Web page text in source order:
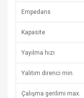
Empedans
Kapasite
Yayılma hızı
Yalıtım direnci min.
Çalışma gerilimi max.